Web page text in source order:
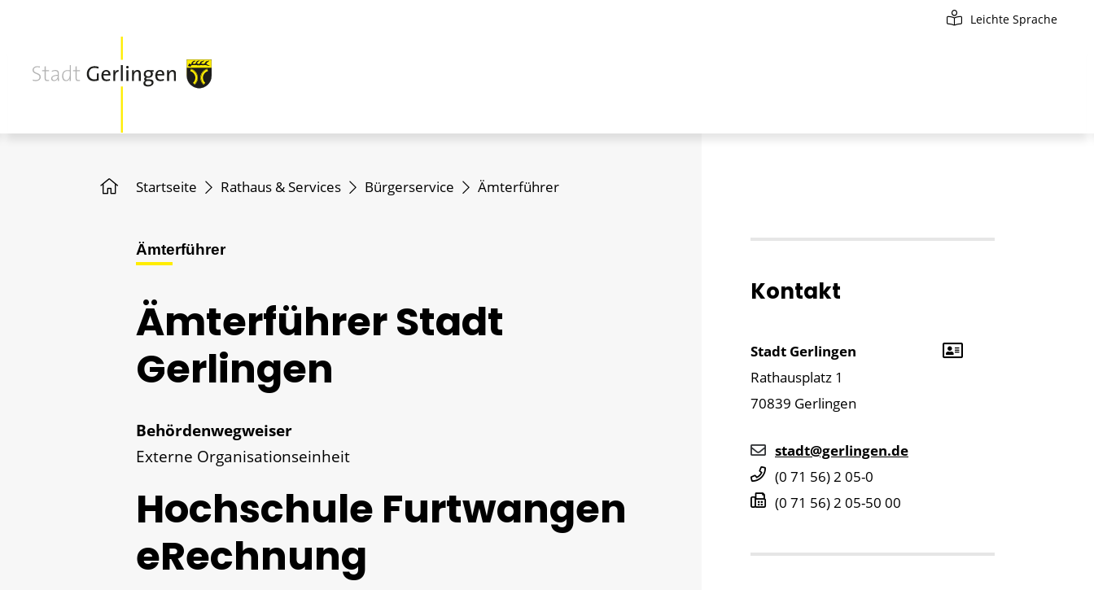
Leichte Sprache
Startseite Rathaus & Services Bürgerservice Ämterführer
Ämterführer
Ämterführer Stadt
Gerlingen
Behördenwegweiser
Externe Organisationseinheit
Hochschule Furtwangen
eRechnung
Kontakt
Stadt Gerlingen
Rathausplatz 1
70839 Gerlingen
stadt@gerlingen.de
(0 71 56) 2 05-0
(0 71 56) 2 05-50 00